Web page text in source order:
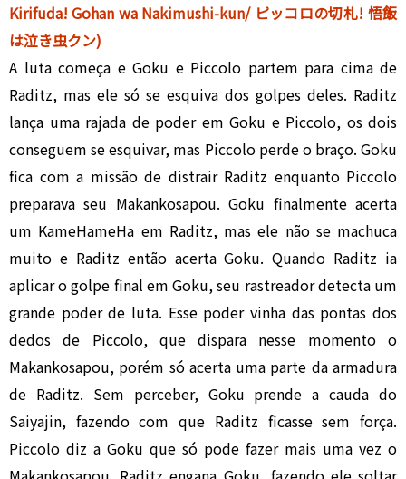
Kirifuda! Gohan wa Nakimushi-kun/ ピッコロの切札! 悟飯
は泣き虫クン)
A luta começa e Goku e Piccolo partem para cima de
Raditz, mas ele só se esquiva dos golpes deles. Raditz
lança uma rajada de poder em Goku e Piccolo, os dois
conseguem se esquivar, mas Piccolo perde o braço. Goku
fica com a missão de distrair Raditz enquanto Piccolo
preparava seu Makankosapou. Goku finalmente acerta
um KameHameHa em Raditz, mas ele não se machuca
muito e Raditz então acerta Goku. Quando Raditz ia
aplicar o golpe final em Goku, seu rastreador detecta um
grande poder de luta. Esse poder vinha das pontas dos
dedos de Piccolo, que dispara nesse momento o
Makankosapou, porém só acerta uma parte da armadura
de Raditz. Sem perceber, Goku prende a cauda do
Saiyajin, fazendo com que Raditz ficasse sem força.
Piccolo diz a Goku que só pode fazer mais uma vez o